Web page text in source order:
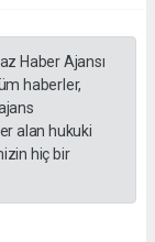
Haber Ajansı
haberler,
alan hukuki
hiç bir